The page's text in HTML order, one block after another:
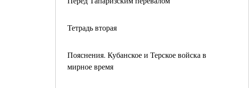
Тетрадь вторая
Пояснения. Кубанское и Терское войска в
мирное время